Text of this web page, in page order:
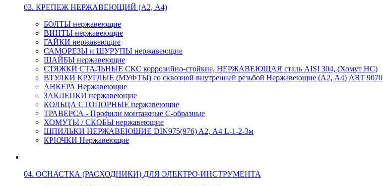
03. КРЕПЕЖ НЕРЖАВЕЮЩИЙ (А2, А4)
БОЛТЫ нержавеющие
ВИНТЫ нержавеющие
ГАЙКИ нержавеющие
САМОРЕЗЫ и ШУРУПЫ нержавеющие
ШАЙБЫ нержавеющие
СТЯЖКИ СТАЛЬНЫЕ СКС коррозийно-стойкие, НЕРЖАВЕЮЩАЯ сталь AISI 304, (Хомут НС)
ВТУЛКИ КРУГЛЫЕ (МУФТЫ) со сквозной внутренней резьбой Нержавеющие (А2, А4) ART 9070
АНКЕРА Нержавеющие
ЗАКЛЕПКИ нержавеющие
КОЛЬЦА СТОПОРНЫЕ нержавеющие
ТРАВЕРСА - Профили монтажные С-образные
ХОМУТЫ / СКОБЫ нержавеющие
ШПИЛЬКИ НЕРЖАВЕЮЩИЕ DIN975(976) A2, А4 L-1-2-3м
КРЮЧКИ Нержавеющие
04. ОСНАСТКА (РАСХОДНИКИ) ДЛЯ ЭЛЕКТРО-ИНСТРУМЕНТА